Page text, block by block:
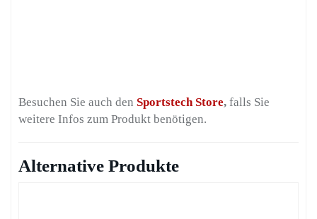
Besuchen Sie auch den Sportstech Store, falls Sie
weitere Infos zum Produkt benötigen.
Alternative Produkte